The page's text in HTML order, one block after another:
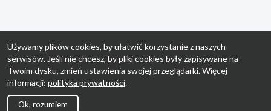
Używamy plików cookies, by ułatwić korzystanie z naszych
serwisów. Jeśli nie chcesz, by pliki cookies były zapisywane na
Twoim dysku, zmień ustawienia swojej przeglądarki. Więcej
informacji: polityka prywatności.
Ok, rozumiem